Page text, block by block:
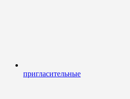
пригласительные